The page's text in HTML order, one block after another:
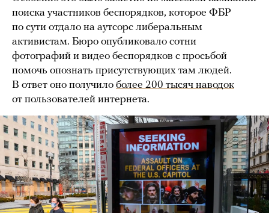
поиска участников беспорядков, которое ФБР
по сути отдало на аутсорс либеральным
активистам. Бюро опубликовало сотни
фотографий и видео беспорядков с просьбой
помочь опознать присутствующих там людей.
В ответ оно получило более 200 тысяч наводок
от пользователей интернета.